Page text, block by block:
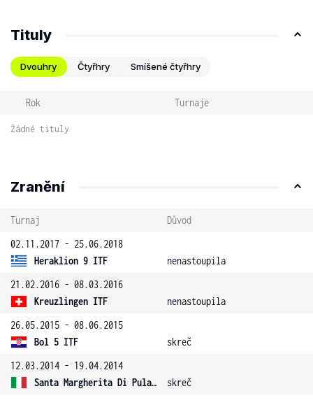
Tituly
Dvouhry Čtyřhry Smíšené čtyřhry
Rok Turnaje
Žádné tituly
Zranění
Turnaj
Důvod
02.11.2017 - 25.06.2018
Heraklion 9 ITF
nenastoupila
21.02.2016 - 08.03.2016
Kreuzlingen ITF
nenastoupila
26.05.2015 - 08.06.2015
Bol 5 ITF
skreč
12.03.2014 - 19.04.2014
Santa Margherita Di Pula ITF
skreč